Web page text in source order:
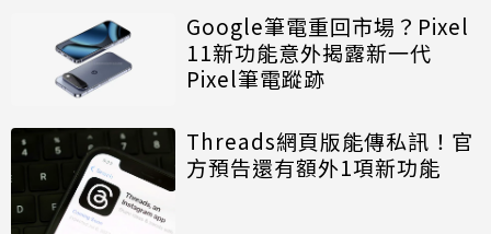
Google筆電重回市場？Pixel
11新功能意外揭露新一代
Pixel筆電蹤跡
Threads網頁版能傳私訊！官
方預告還有額外1項新功能